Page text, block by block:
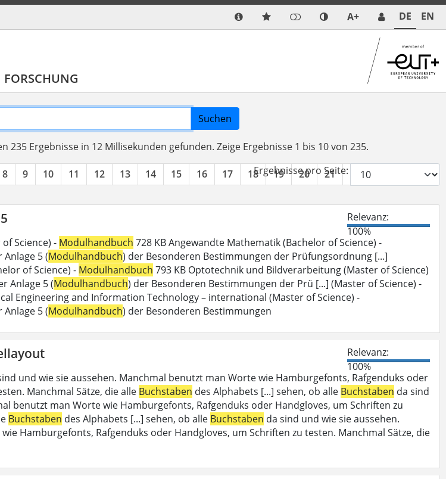
A+ DE EN
FORSCHUNG
Suchen
235 Ergebnisse in 12 Millisekunden gefunden. Zeige Ergebnisse 1 bis 10 von 235.
8 9 10 11 12 13 14 15 16 17 18 19 20 21 »
Ergebnisse pro Seite:
Relevanz:
100%
Science) - Modulhandbuch 728 KB Angewandte Mathematik (Bachelor of Science) -
5 (Modulhandbuch) der Besonderen Bestimmungen der Prüfungsordnung [...]
of Science) - Modulhandbuch 793 KB Optotechnik und Bildverarbeitung (Master of Science)
Anlage 5 (Modulhandbuch) der Besonderen Bestimmungen der Prü [...] (Master of Science) -
Engineering and Information Technology – international (Master of Science) -
5 (Modulhandbuch) der Besonderen Bestimmungen
Relevanz:
100%
und wie sie aussehen. Manchmal benutzt man Worte wie Hamburgefonts, Rafgenduks oder
Manchmal Sätze, die alle Buchstaben des Alphabets [...] sehen, ob alle Buchstaben da sind
benutzt man Worte wie Hamburgefonts, Rafgenduks oder Handgloves, um Schriften zu
Buchstaben des Alphabets [...] sehen, ob alle Buchstaben da sind und wie sie aussehen.
Hamburgefonts, Rafgenduks oder Handgloves, um Schriften zu testen. Manchmal Sätze, die